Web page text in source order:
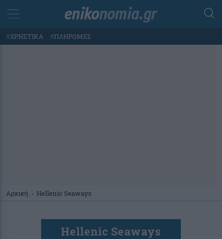
#ΧΡΗΣΤΙΚΑ #ΠΛΗΡΩΜΕΣ
Αρχική - Hellenic Seaways
Hellenic Seaways